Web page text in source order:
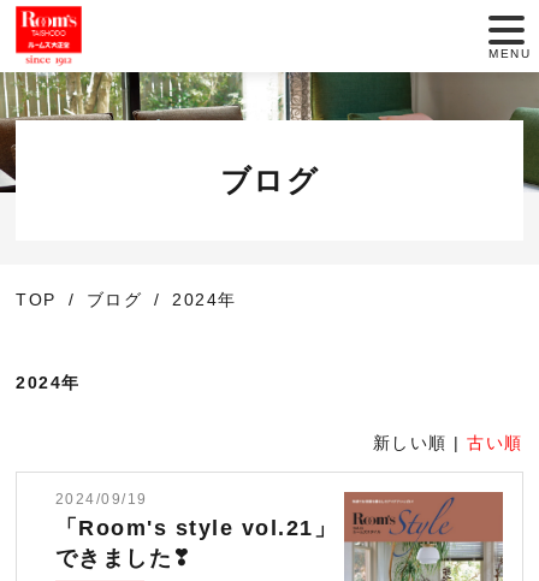
店舗一覧
動画でインテリア
大正堂のこだわり
お役立ち情報
ブログ
MENU
ブログ
TOP ブログ 2024年
2024年
新しい順 |古い順
2024/09/19
「Room's style vol.21」
できました❣